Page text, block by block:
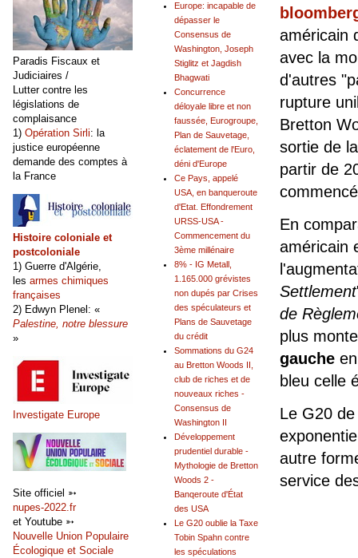
américain
avec la
d'autres
rupture
Bretton
sortie de
partir de
En
américain
Settlement
de
plus
gauche
bleu celle
Le G20
autre
service
Europe: incapable de
dépasser le
Consensus de
Washington, Joseph
Stiglitz et Jagdish
Bhagwati
Concurrence
déloyale libre et non
faussée, Eurogroupe,
Plan de Sauvetage,
éclatement de l'Euro,
déni d'Europe
Ce Pays, appelé
USA, en banqueroute
d'Etat. Effondrement
URSS-USA -
Commencement du
3ème millénaire
8% - IG Metall,
1.165.000 grévistes
non dupés par Crises
des spéculateurs et
Plans de Sauvetage
du crédit
Sommations du G24
au Bretton Woods II,
club de riches et de
nouveaux riches -
Consensus de
Washington II
Développement
prudentiel durable -
Mythologie de Bretton
Woods 2 -
Banqeroute d'État
des USA
Le G20 oublie la Taxe
Tobin Spahn contre
les spéculations
Paradis Fiscaux et
Judiciaires /
Lutter contre les
législations de
complaisance
1) Opération Sirli: la
justice européenne
demande des comptes à
la France
Histoire coloniale et
postcoloniale
1) Guerre d'Algérie,
les armes chimiques
françaises
2) Edwyn Plenel: «
Palestine, notre blessure
»
Investigate Europe
Site officiel ➳
nupes-2022.fr
et Youtube ➳
Nouvelle Union Populaire
Écologique et Sociale